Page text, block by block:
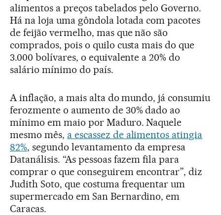
alimentos a preços tabelados pelo Governo.
Há na loja uma gôndola lotada com pacotes
de feijão vermelho, mas que não são
comprados, pois o quilo custa mais do que
3.000 bolívares, o equivalente a 20% do
salário mínimo do país.
A inflação, a mais alta do mundo, já consumiu
ferozmente o aumento de 30% dado ao
mínimo em maio por Maduro. Naquele
mesmo mês, a escassez de alimentos atingia
82%, segundo levantamento da empresa
Datanálisis. “As pessoas fazem fila para
comprar o que conseguirem encontrar”, diz
Judith Soto, que costuma frequentar um
supermercado em San Bernardino, em
Caracas.